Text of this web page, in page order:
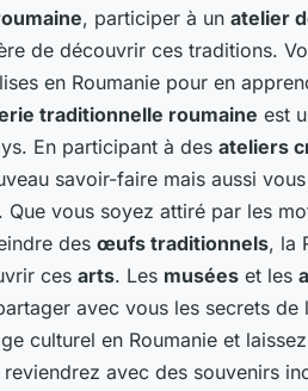
, participer à un atelier
de découvrir ces traditions.
en Roumanie pour en
traditionnelle roumaine est
En participant à des ateliers
savoir-faire mais aussi
vous soyez attiré par les
des œufs traditionnels, la
ces arts. Les musées et les
avec vous les secrets de
culturel en Roumanie et
reviendrez avec des souvenirs